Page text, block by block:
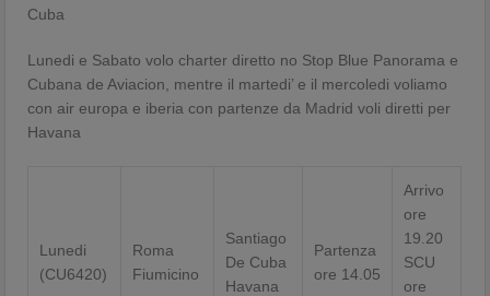
Cuba
Lunedi e Sabato volo charter diretto no Stop Blue Panorama e
Cubana de Aviacion, mentre il martedi’ e il mercoledi voliamo
con air europa e iberia con partenze da Madrid voli diretti per
Havana
Lunedi
(CU6420)
Roma
Fiumicino
Santiago
De Cuba
Havana
Partenza
ore 14.05
Arrivo
ore
19.20
SCU
ore